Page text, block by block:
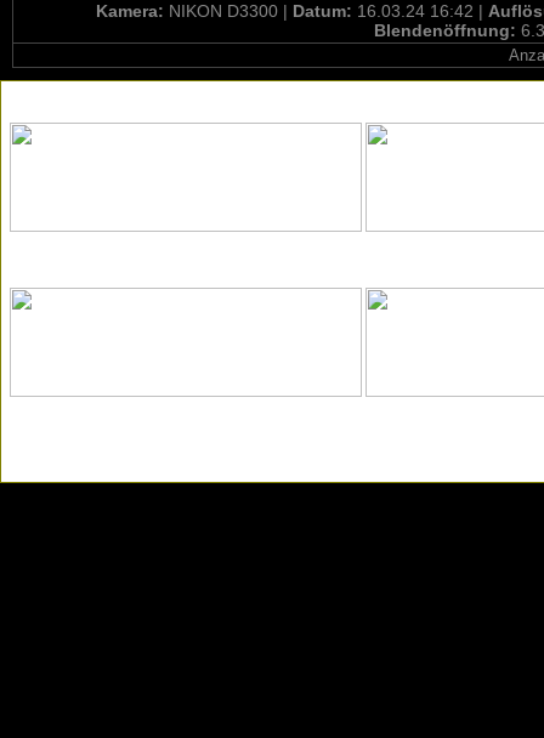
Kamera: NIKON D3300 | Datum: 16.03.24 16:42 |
Blendenöffnung: